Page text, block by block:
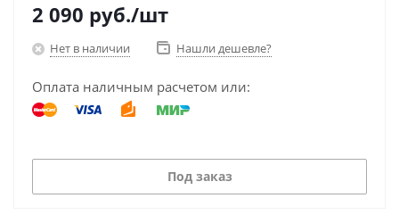
2 090 руб./шт
Нет в наличии Нашли дешевле?
Оплата наличным расчетом или:
Под заказ